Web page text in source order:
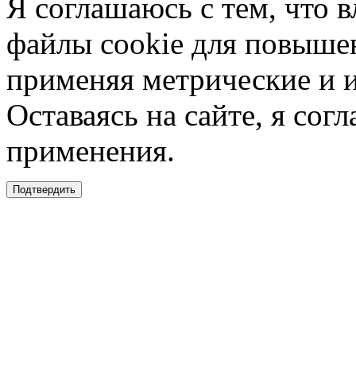
Я соглашаюсь с тем, что
файлы cookie для
применяя метрические и
Оставаясь на сайте, я
применения.
Подтвердить